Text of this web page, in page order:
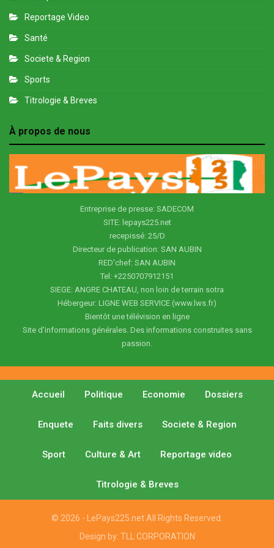
Reportage Video
Santé
Societe & Region
Sports
Titrologie & Breves
À propos de nous
Entreprise de presse: SADECOM
SITE: lepays225.net
recepissé: 25/D
Directeur de publication: SAN AUBIN
RED'chef: SAN AUBIN
Tel: +2250707912151
SIEGE: ANGRE CHATEAU, non loin de terrain sotra
Hébergeur: LIGNE WEB SERVICE (www.lws.fr)
Bientôt une télévision en ligne
Site d'informations générales. Des informations construites sans
passion.
Accueil Politique Economie Dossiers
Enquete Faits divers Societe & Region
Sport Culture & Art Reportage video
Titrologie & Breves
© 2026 - LePays225.net All Rights Reserved.
Design by: TLL CORPORATION